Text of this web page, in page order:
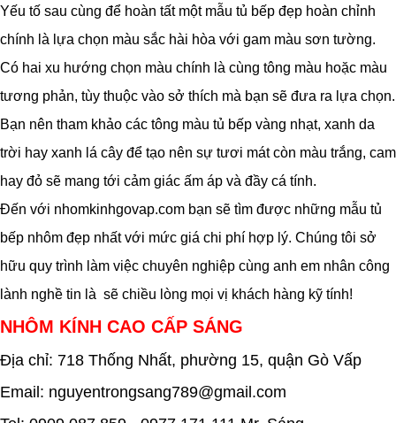
Yếu tố sau cùng để hoàn tất một mẫu tủ bếp đẹp hoàn chỉnh
chính là lựa chọn màu sắc hài hòa với gam màu sơn tường.
Có hai xu hướng chọn màu chính là cùng tông màu hoặc màu
tương phản, tùy thuộc vào sở thích mà bạn sẽ đưa ra lựa chọn.
Bạn nên tham khảo các tông màu tủ bếp vàng nhạt, xanh da
trời hay xanh lá cây để tạo nên sự tươi mát còn màu trắng, cam
hay đỏ sẽ mang tới cảm giác ấm áp và đầy cá tính.
Đến với nhomkinhgovap.com bạn sẽ tìm được những mẫu tủ
bếp nhôm đẹp nhất với mức giá chi phí hợp lý. Chúng tôi sở
hữu quy trình làm việc chuyên nghiệp cùng anh em nhân công
lành nghề tin là sẽ chiều lòng mọi vị khách hàng kỹ tính!
NHÔM KÍNH CAO CẤP SÁNG
Địa chỉ: 718 Thống Nhất, phường 15, quận Gò Vấp
Email: nguyentrongsang789@gmail.com